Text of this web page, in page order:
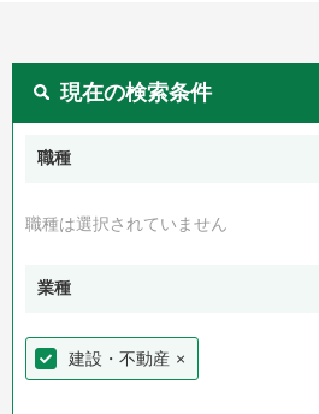
現在の検索条件
職種
職種は選択されていません
業種
建設・不動産 ×